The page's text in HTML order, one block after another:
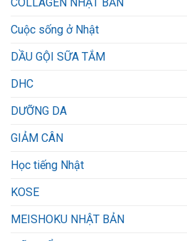
Cuộc sống ở Nhật
DẦU GỘI SỮA TẮM
DHC
DƯỠNG DA
GIẢM CÂN
Học tiếng Nhật
KOSE
MEISHOKU NHẬT BẢN